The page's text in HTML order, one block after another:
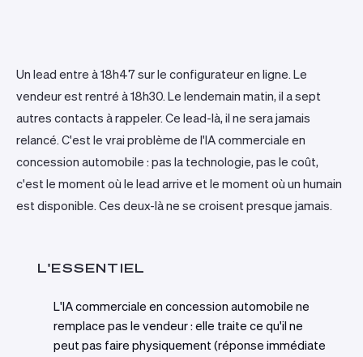
Un lead entre à 18h47 sur le configurateur en ligne. Le
vendeur est rentré à 18h30. Le lendemain matin, il a sept
autres contacts à rappeler. Ce lead-là, il ne sera jamais
relancé. C'est le vrai problème de l'IA commerciale en
concession automobile : pas la technologie, pas le coût,
c'est le moment où le lead arrive et le moment où un humain
est disponible. Ces deux-là ne se croisent presque jamais.
L'ESSENTIEL
L'IA commerciale en concession automobile ne
remplace pas le vendeur : elle traite ce qu'il ne
peut pas faire physiquement (réponse immédiate